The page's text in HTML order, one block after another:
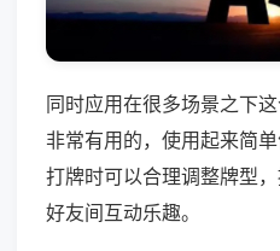
同时应用在很多场景之下
非常有用的，使用起来简
打牌时可以合理调整牌型
好友间互动乐趣。